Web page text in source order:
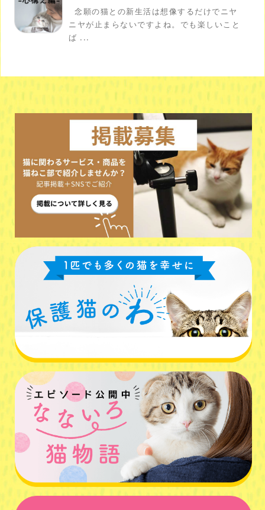
念願の猫との新生活は想像するだけでニヤ
ニヤが止まらないですよね。でも楽しいこと
ば ...